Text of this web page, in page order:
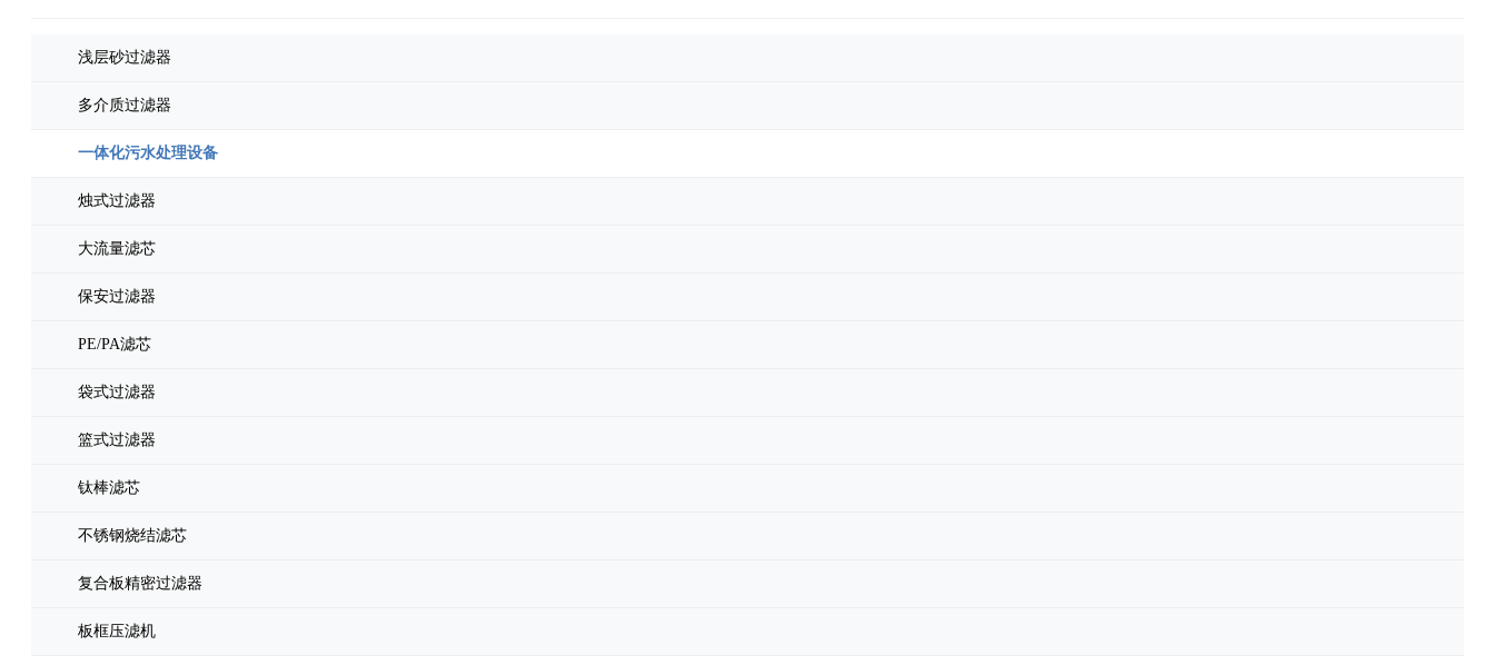
浅层砂过滤器
多介质过滤器
一体化污水处理设备
烛式过滤器
大流量滤芯
保安过滤器
PE/PA滤芯
袋式过滤器
篮式过滤器
钛棒滤芯
不锈钢烧结滤芯
复合板精密过滤器
板框压滤机